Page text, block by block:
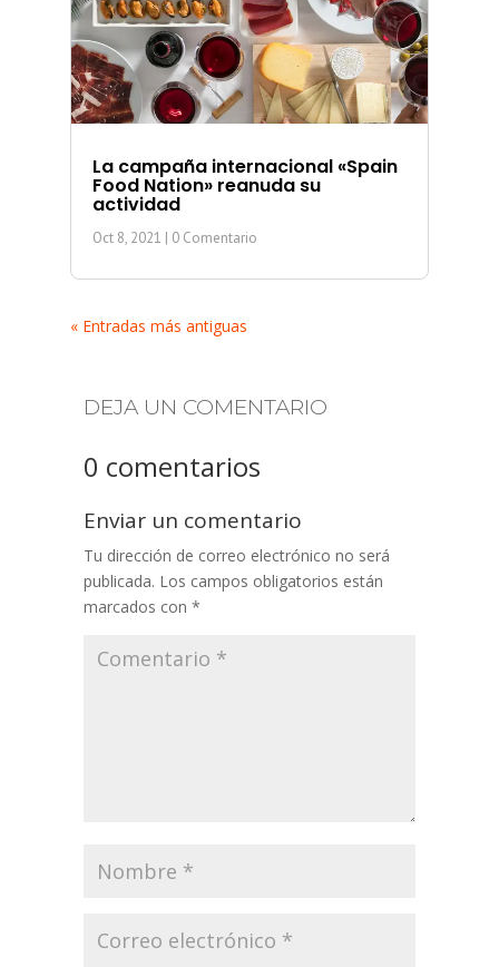
La campaña internacional «Spain
Food Nation» reanuda su
actividad
Oct 8, 2021 | 0 Comentario
« Entradas más antiguas
DEJA UN COMENTARIO
0 comentarios
Enviar un comentario
Tu dirección de correo electrónico no será
publicada. Los campos obligatorios están
marcados con *